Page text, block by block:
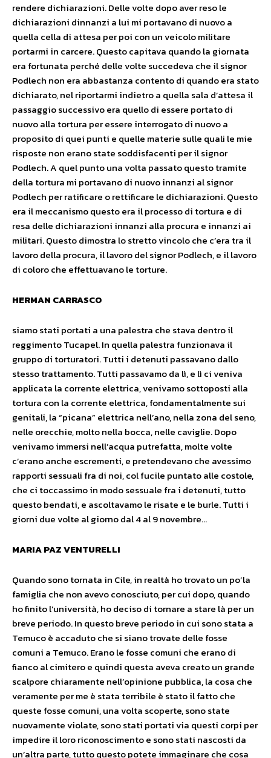
rendere dichiarazioni. Delle volte dopo aver reso le
dichiarazioni dinnanzi a lui mi portavano di nuovo a
quella cella di attesa per poi con un veicolo militare
portarmi in carcere. Questo capitava quando la giornata
era fortunata perché delle volte succedeva che il signor
Podlech non era abbastanza contento di quando era stato
dichiarato, nel riportarmi indietro a quella sala d’attesa il
passaggio successivo era quello di essere portato di
nuovo alla tortura per essere interrogato di nuovo a
proposito di quei punti e quelle materie sulle quali le mie
risposte non erano state soddisfacenti per il signor
Podlech. A quel punto una volta passato questo tramite
della tortura mi portavano di nuovo innanzi al signor
Podlech per ratificare o rettificare le dichiarazioni. Questo
era il meccanismo questo era il processo di tortura e di
resa delle dichiarazioni innanzi alla procura e innanzi ai
militari. Questo dimostra lo stretto vincolo che c’era tra il
lavoro della procura, il lavoro del signor Podlech, e il lavoro
di coloro che effettuavano le torture.
HERMAN CARRASCO
siamo stati portati a una palestra che stava dentro il
reggimento Tucapel. In quella palestra funzionava il
gruppo di torturatori. Tutti i detenuti passavano dallo
stesso trattamento. Tutti passavamo da lì, e lì ci veniva
applicata la corrente elettrica, venivamo sottoposti alla
tortura con la corrente elettrica, fondamentalmente sui
genitali, la “picana” elettrica nell’ano, nella zona del seno,
nelle orecchie, molto nella bocca, nelle caviglie. Dopo
venivamo immersi nell’acqua putrefatta, molte volte
c’erano anche escrementi, e pretendevano che avessimo
rapporti sessuali fra di noi, col fucile puntato alle costole,
che ci toccassimo in modo sessuale fra i detenuti, tutto
questo bendati, e ascoltavamo le risate e le burle. Tutti i
giorni due volte al giorno dal 4 al 9 novembre…
MARIA PAZ VENTURELLI
Quando sono tornata in Cile, in realtà ho trovato un po’la
famiglia che non avevo conosciuto, per cui dopo, quando
ho finito l’università, ho deciso di tornare a stare là per un
breve periodo. In questo breve periodo in cui sono stata a
Temuco è accaduto che si siano trovate delle fosse
comuni a Temuco. Erano le fosse comuni che erano di
fianco al cimitero e quindi questa aveva creato un grande
scalpore chiaramente nell’opinione pubblica, la cosa che
veramente per me è stata terribile è stato il fatto che
queste fosse comuni, una volta scoperte, sono state
nuovamente violate, sono stati portati via questi corpi per
impedire il loro riconoscimento e sono stati nascosti da
un’altra parte, tutto questo potete immaginare che cosa